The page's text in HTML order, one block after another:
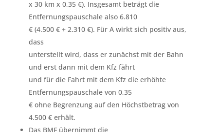
x 30 km x 0,35 €). Insgesamt beträgt die
Entfernungspauschale also 6.810
€ (4.500 € + 2.310 €). Für A wirkt sich positiv aus,
dass
unterstellt wird, dass er zunächst mit der Bahn
und erst dann mit dem Kfz fährt
und für die Fahrt mit dem Kfz die erhöhte
Entfernungspauschale von 0,35
€ ohne Begrenzung auf den Höchstbetrag von
4.500 € erhält.
Das BMF übernimmt die